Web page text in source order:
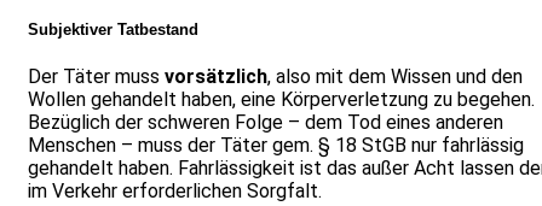
Subjektiver Tatbestand
Der Täter muss vorsätzlich, also mit dem Wissen und den
Wollen gehandelt haben, eine Körperverletzung zu begehen.
Bezüglich der schweren Folge – dem Tod eines anderen
Menschen – muss der Täter gem. § 18 StGB nur fahrlässig
gehandelt haben. Fahrlässigkeit ist das außer Acht lassen
im Verkehr erforderlichen Sorgfalt.